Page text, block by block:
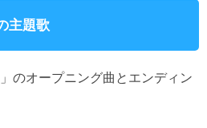
主題歌
のオープニング曲とエンディン